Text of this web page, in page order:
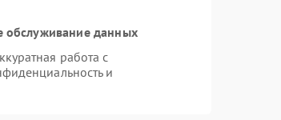
обслуживание данных
работа с
и